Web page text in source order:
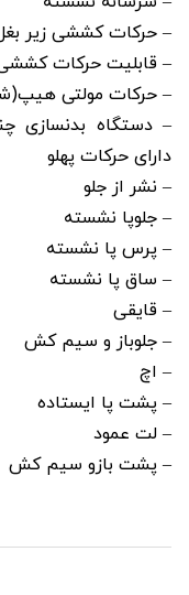
– حرکات کششی زیر
– قابلیت حرکات
– حرکات مولتی
دارای حرکات پهلو
– نشر از جلو
– جلوپا نشسته
– پرس پا نشسته
– ساق پا نشسته
– قایقی
– جلوباز و سیم کش
– اچ
– پشت پا ایستاده
– لت عمود
– پشت بازو سیم کش